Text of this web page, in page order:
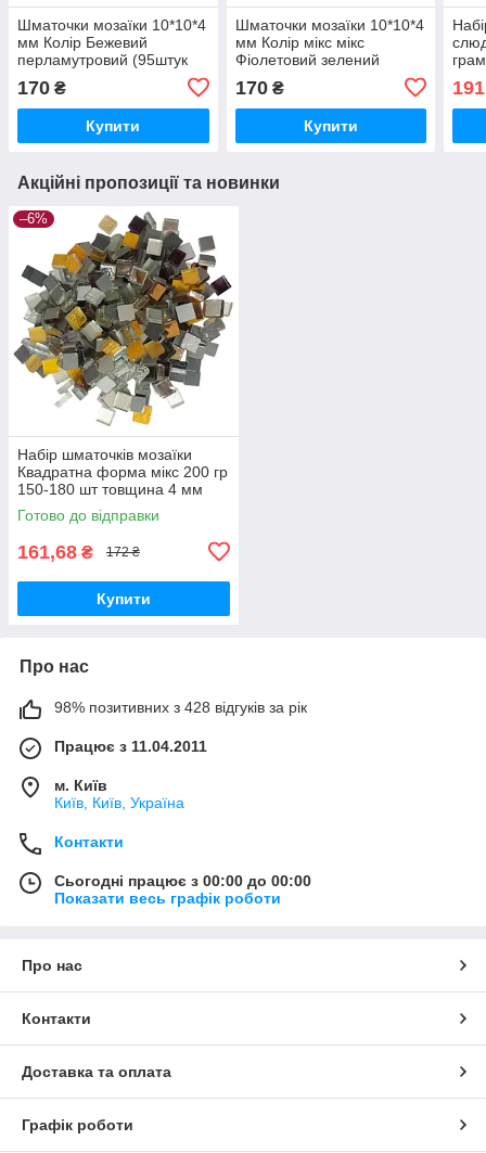
Шматочки мозаїки 10*10*4
мм Колір Бежевий
перламутровий (95штук
квадрат
170 ₴
Купити
Шматочки мозаїки 10*10*4
мм Колір мікс мікс
Фіолетовий зелений
(95штук 200 г) зі скла.
Форма квадрат
170₴
Купити
Акційні пропозиції та новинки
–6%
Набір шматочків мозаїки
Квадратна форма мікс 200 гр
150-180 шт товщина 4 мм
Готово до відправки
161,68 ₴ 172 ₴
Купити
Про нас
98% позитивних з 428 відгуків за рік
Працює з 11.04.2011
м. Київ
Київ, Київ, Україна
Контакти
Сьогодні працює з 00:00 до 00:00
Показати весь графік роботи
Про нас
Контакти
Доставка та оплата
Графік роботи